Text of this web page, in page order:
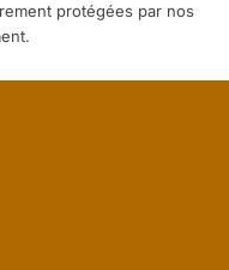
protégées par nos